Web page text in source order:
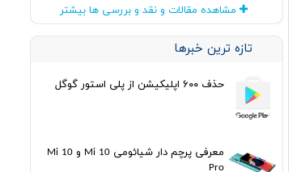
مشاهده مقالات و نقد و بررسی ها بیشتر
تازه ترین خبرها
حذف ۶۰۰ اپلیکیشن از پلی استور گوگل
معرفی پرچم دار شیائومی Mi 10 و Mi 10
Pro